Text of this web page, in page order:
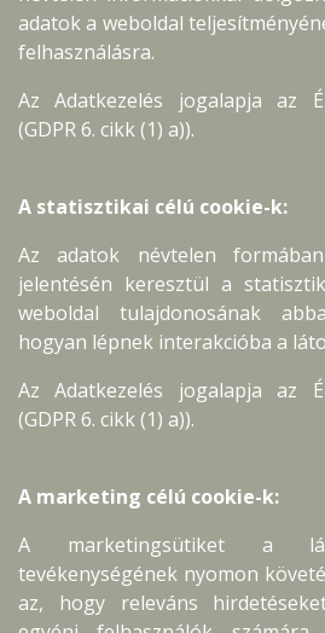
adatok a weboldal
felhasználásra.
Az Adatkezelés jogalapja az
(GDPR 6. cikk (1) a)).
A statisztikai célú cookie-k:
Az adatok névtelen
jelentésén keresztül a
weboldal tulajdonosának
hogyan lépnek interakcióba a
Az Adatkezelés jogalapja az
(GDPR 6. cikk (1) a)).
A marketing célú cookie-k:
A marketingsütiket a
tevékenységének nyomon
az, hogy releváns